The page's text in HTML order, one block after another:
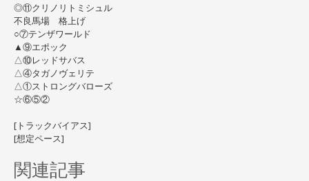
◎⑪クリノリトミシュル
不良馬場 格上げ
○⑦テンザワールド
▲⑨エポック
△⑩レッドサバス
△④タガノヴェリテ
△①ストロングバローズ
☆⑥⑤②
[トラックバイアス]
[想定ペース]
関連記事